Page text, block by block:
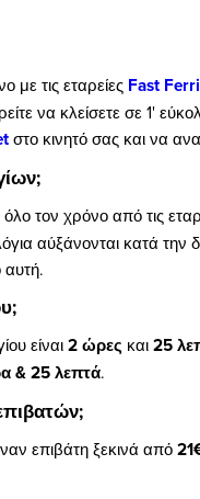
με τις εταρείες Fast
να κλείσετε σε 1'
στο κινητό σας και να
τον χρόνο από τις
αύξάνονται κατά την
αυτή.
είναι2 ώρες και25
& 25 λεπτά.
επιβάτη ξεκινά από